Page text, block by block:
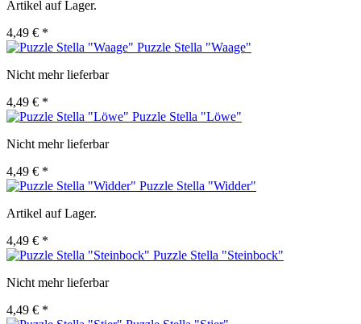
Artikel auf Lager.
4,49 € *
Puzzle Stella "Waage"
Nicht mehr lieferbar
4,49 € *
Puzzle Stella "Löwe"
Nicht mehr lieferbar
4,49 € *
Puzzle Stella "Widder"
Artikel auf Lager.
4,49 € *
Puzzle Stella "Steinbock"
Nicht mehr lieferbar
4,49 € *